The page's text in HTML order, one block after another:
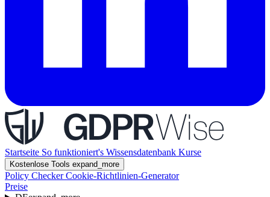
Startseite So funktioniert's Wissensdatenbank Kurse
Kostenlose Tools expand_more
Policy CheckerCookie-Richtlinien-Generator
Preise